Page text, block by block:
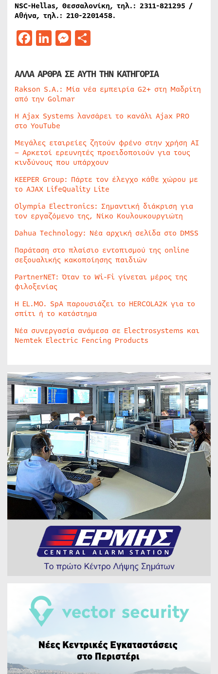
NSC-Hellas, Θεσσαλονίκη, τηλ.: 2311-821295 /
Αθήνα, τηλ.: 210-2201458.
Facebook
LinkedIn
Messenger
ΑΛΛΑ ΑΡΘΡΑ ΣΕ ΑΥΤΗ ΤΗΝ ΚΑΤΗΓΟΡΙΑ
Rakson S.A.: Μία νέα εμπειρία G2+ στη Μαδρίτη
από την Golmar
Η Ajax Systems λανσάρει το κανάλι Ajax PRO
στο YouTube
Μεγάλες εταιρείες ζητούν φρένο στην χρήση AI
– Αρκετοί ερευνητές προειδοποιούν για τους
κινδύνους που υπάρχουν
KEEPER Group: Πάρτε τον έλεγχο κάθε χώρου με
το AJAX LifeQuality Lite
Olympia Electronics: Σημαντική διάκριση για
τον εργαζόμενο της, Νίκο Κουλουκουργιώτη
Dahua Technology: Νέα αρχική σελίδα στο DMSS
Παράταση στο πλαίσιο εντοπισμού της online
σεξουαλικής κακοποίησης παιδιών
PartnerNET: Όταν το Wi-Fi γίνεται μέρος της
φιλοξενίας
Η EL.MO. SpA παρουσιάζει το HERCOLA2K για το
σπίτι ή το κατάστημα
Νέα συνεργασία ανάμεσα σε Electrosystems και
Nemtek Electric Fencing Products